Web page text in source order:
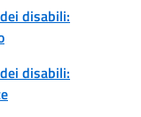
disabili:
disabili: